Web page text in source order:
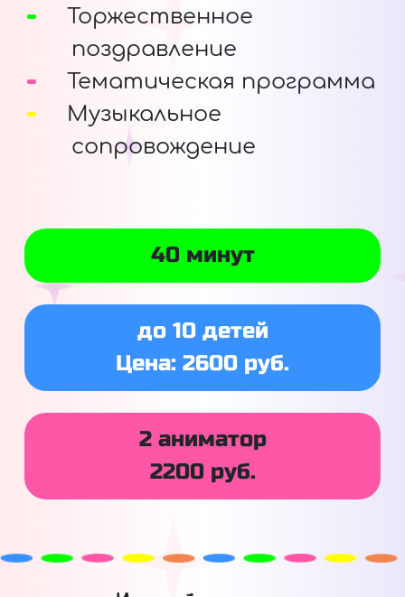
Торжественное
поздравление
Тематическая программа
Музыкальное
сопровождение
40 минут
до 10 детей
Цена: 2600 руб.
2 аниматор
2200 руб.